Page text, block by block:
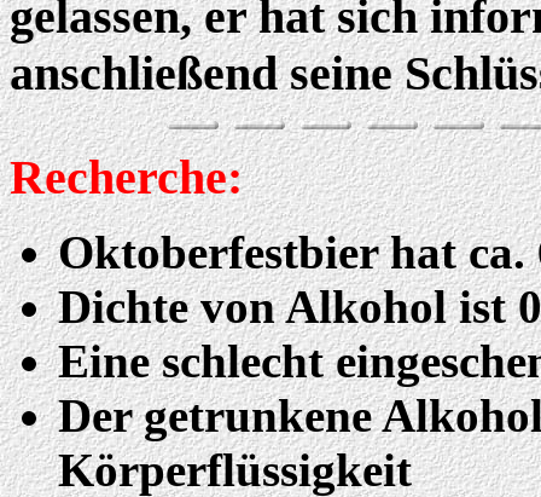
gelassen, er hat sich
anschließend seine
Recherche:
Oktoberfestbier hat
Dichte von Alkohol ist
Eine schlecht
Der getrunkene
Körperflüssigkeit